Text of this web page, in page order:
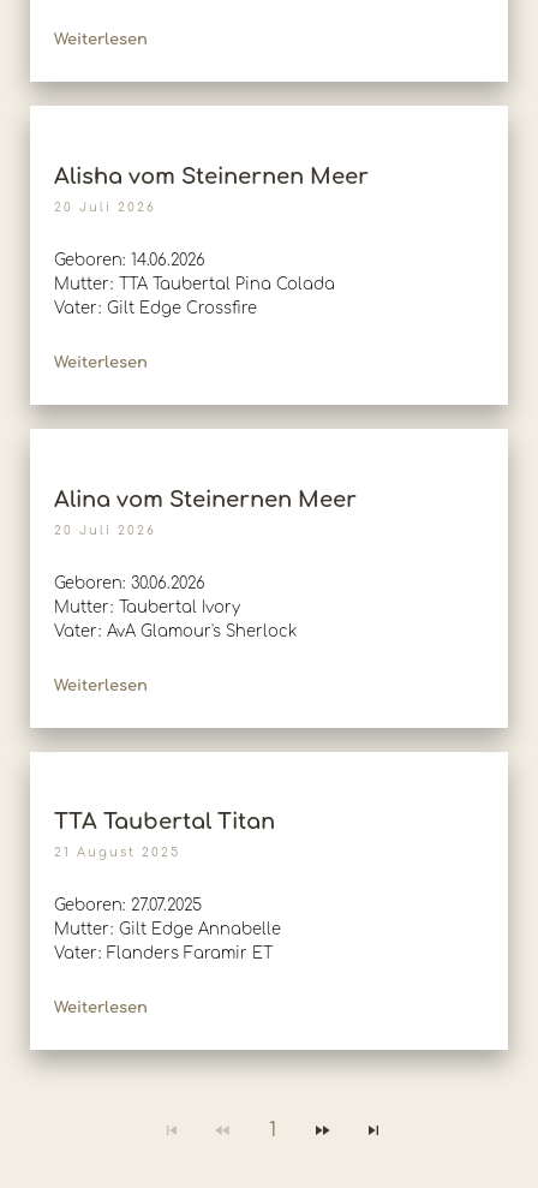
Weiterlesen
Alisha vom Steinernen Meer
20 Juli 2026
Geboren: 14.06.2026
Mutter: TTA Taubertal Pina Colada
Vater: Gilt Edge Crossfire
Weiterlesen
Alina vom Steinernen Meer
20 Juli 2026
Geboren: 30.06.2026
Mutter: Taubertal Ivory
Vater: AvA Glamour's Sherlock
Weiterlesen
TTA Taubertal Titan
21 August 2025
Geboren: 27.07.2025
Mutter: Gilt Edge Annabelle
Vater: Flanders Faramir ET
Weiterlesen
1